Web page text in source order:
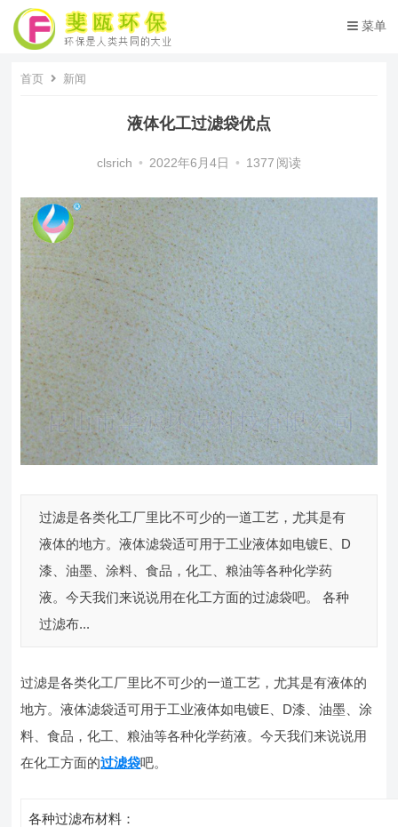
菜单
首页 新闻
液体化工过滤袋优点
clsrich • 2022年6月4日 • 1377 阅读
过滤是各类化工厂里比不可少的一道工艺，尤其是有
液体的地方。液体滤袋适可用于工业液体如电镀E、D
漆、油墨、涂料、食品，化工、粮油等各种化学药
液。今天我们来说说用在化工方面的过滤袋吧。 各种
过滤布...
过滤是各类化工厂里比不可少的一道工艺，尤其是有液体的
地方。液体滤袋适可用于工业液体如电镀E、D漆、油墨、涂
料、食品，化工、粮油等各种化学药液。今天我们来说说用
在化工方面的过滤袋吧。
各种过滤布材料：